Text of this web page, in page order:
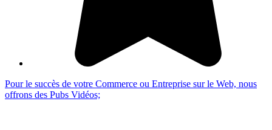
Pour le succès de votre Commerce ou Entreprise sur le Web, nous
offrons des Pubs Vidéos;